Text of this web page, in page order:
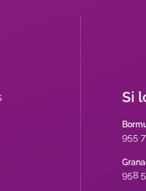
Si
955
958